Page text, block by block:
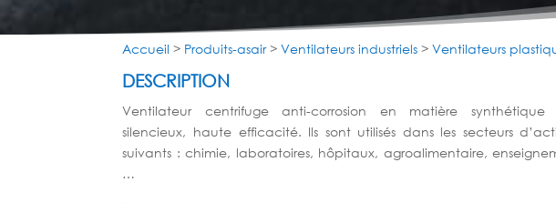
Accueil > Produits-asair>Ventilateurs industriels >Ventilateurs
DESCRIPTION
Ventilateur centrifuge anti-corrosion en matière synthétique
silencieux, haute efficacité. Ils sont utilisés dans les secteurs
suivants : chimie, laboratoires, hôpitaux, agroalimentaire,
…